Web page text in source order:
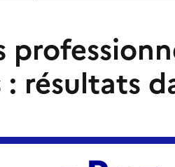
résultats